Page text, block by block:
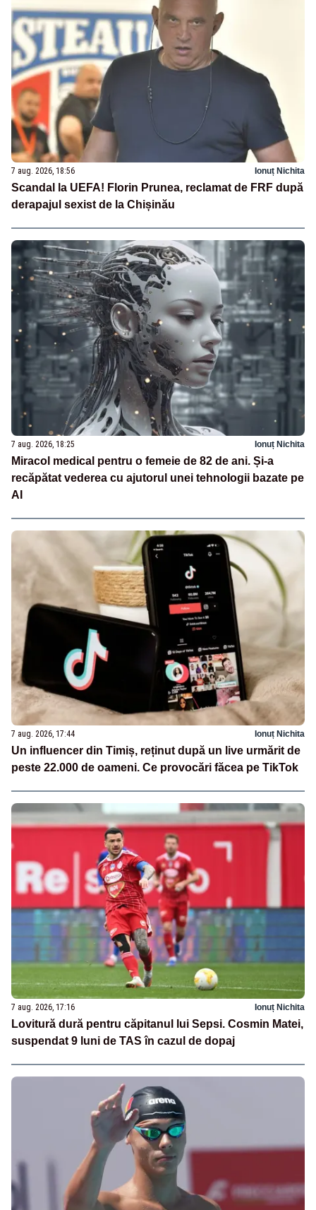
7 aug. 2026, 18:56 Ionuț Nichita
Scandal la UEFA! Florin Prunea, reclamat de FRF după
derapajul sexist de la Chișinău
7 aug. 2026, 18:25 Ionuț Nichita
Miracol medical pentru o femeie de 82 de ani. Și-a
recăpătat vederea cu ajutorul unei tehnologii bazate pe
AI
7 aug. 2026, 17:44 Ionuț Nichita
Un influencer din Timiș, reținut după un live urmărit de
peste 22.000 de oameni. Ce provocări făcea pe TikTok
7 aug. 2026, 17:16 Ionuț Nichita
Lovitură dură pentru căpitanul lui Sepsi. Cosmin Matei,
suspendat 9 luni de TAS în cazul de dopaj